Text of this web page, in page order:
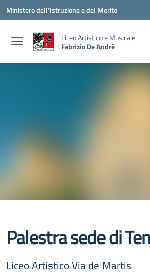
Vai ai contenuti
Vai al menu di navigazione
Vai al footer
Ministero dell'Istruzione e del Merito
Liceo Artistico e Musicale
Fabrizio De Andrè
Palestra sede di
Liceo Artistico Via de Martis